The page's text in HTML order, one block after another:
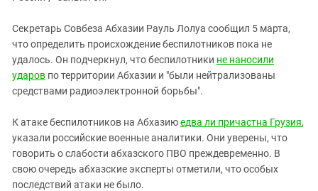
Секретарь Совбеза Абхазии Рауль Лолуа сообщил 5 марта,
что определить происхождение беспилотников пока не
удалось. Он подчеркнул, что беспилотники не наносили
ударов по территории Абхазии и "были нейтрализованы
средствами радиоэлектронной борьбы".
К атаке беспилотников на Абхазиюедва ли причастна Грузия,
указали российские военные аналитики. Они уверены, что
говорить о слабости абхазского ПВО преждевременно. В
свою очередь абхазские эксперты отметили, что особых
последствий атаки не было.